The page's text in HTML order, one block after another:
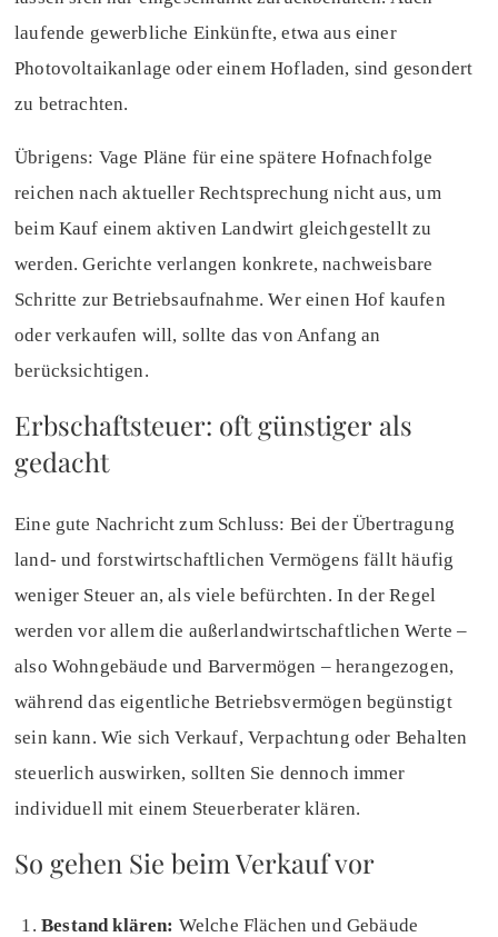
laufende gewerbliche Einkünfte, etwa aus einer
Photovoltaikanlage oder einem Hofladen, sind gesondert
zu betrachten.
Übrigens: Vage Pläne für eine spätere Hofnachfolge
reichen nach aktueller Rechtsprechung nicht aus, um
beim Kauf einem aktiven Landwirt gleichgestellt zu
werden. Gerichte verlangen konkrete, nachweisbare
Schritte zur Betriebsaufnahme. Wer einen Hof kaufen
oder verkaufen will, sollte das von Anfang an
berücksichtigen.
Erbschaftsteuer: oft günstiger als
gedacht
Eine gute Nachricht zum Schluss: Bei der Übertragung
land- und forstwirtschaftlichen Vermögens fällt häufig
weniger Steuer an, als viele befürchten. In der Regel
werden vor allem die außerlandwirtschaftlichen Werte –
also Wohngebäude und Barvermögen – herangezogen,
während das eigentliche Betriebsvermögen begünstigt
sein kann. Wie sich Verkauf, Verpachtung oder Behalten
steuerlich auswirken, sollten Sie dennoch immer
individuell mit einem Steuerberater klären.
So gehen Sie beim Verkauf vor
Bestand klären: Welche Flächen und Gebäude